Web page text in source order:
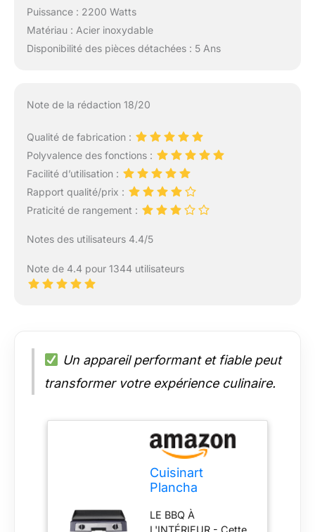
Puissance : 2200 Watts
Matériau : Acier inoxydable
Disponibilité des pièces détachées : 5 Ans
Note de la rédaction 18/20
Qualité de fabrication :
Polyvalence des fonctions :
Facilité d’utilisation :
Rapport qualité/prix :
Praticité de rangement :
Notes des utilisateurs 4.4/5
Note de 4.4 pour 1344 utilisateurs
Un appareil performant et fiable peut
transformer votre expérience culinaire.
Cuisinart
Plancha
- Grande
LE BBQ À
L'INTÉRIEUR - Cette